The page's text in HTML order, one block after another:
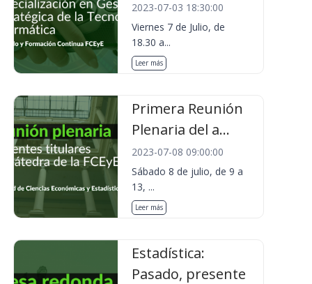
2023-07-03 18:30:00
Viernes 7 de Julio, de
18.30 a...
Leer más
Primera Reunión
Plenaria del a...
2023-07-08 09:00:00
Sábado 8 de julio, de 9 a
13, ...
Leer más
Estadística:
Pasado, presente